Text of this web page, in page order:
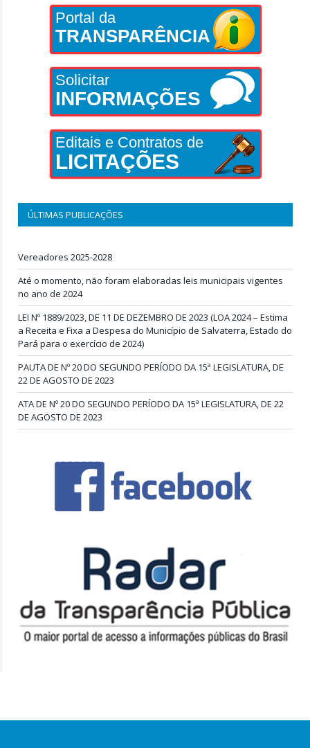
Portal da
TRANSPARÊNCIA
Solicitar
INFORMAÇÕES
Editais e Contratos de
LICITAÇÕES
ÚLTIMAS PUBLICAÇÕES
Vereadores 2025-2028
Até o momento, não foram elaboradas leis municipais vigentes
no ano de 2024
LEI Nº 1889/2023, DE 11 DE DEZEMBRO DE 2023 (LOA 2024 – Estima
a Receita e Fixa a Despesa do Município de Salvaterra, Estado do
Pará para o exercício de 2024)
PAUTA DE Nº 20 DO SEGUNDO PERÍODO DA 15ª LEGISLATURA, DE
22 DE AGOSTO DE 2023
ATA DE Nº 20 DO SEGUNDO PERÍODO DA 15ª LEGISLATURA, DE 22
DE AGOSTO DE 2023